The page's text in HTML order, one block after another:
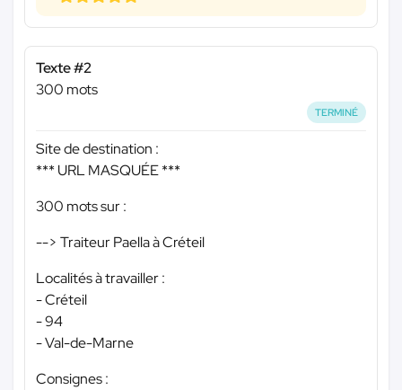
Texte #2
300 mots
TERMINÉ
Site de destination :
*** URL MASQUÉE ***
300 mots sur :
--> Traiteur Paella à Créteil
Localités à travailler :
- Créteil
- 94
- Val-de-Marne
Consignes :